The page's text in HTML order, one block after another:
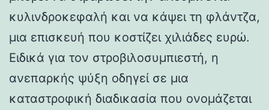
κυλινδροκεφαλή και να κάψει τη φλάντζα,
μια επισκευή που κοστίζει χιλιάδες ευρώ.
Ειδικά για τον στροβιλοσυμπιεστή, η
ανεπαρκής ψύξη οδηγεί σε μια
καταστροφική διαδικασία που ονομάζεται